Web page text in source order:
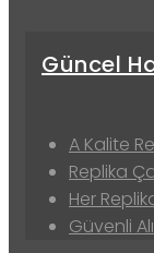
Güncel
A Kalite
Replika
Her
Güvenli